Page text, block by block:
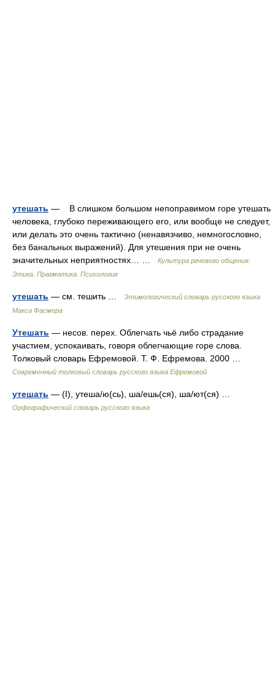
утешать — В слишком большом непоправимом горе утешать
человека, глубоко переживающего его, или вообще не следует,
или делать это очень тактично (ненавязчиво, немногословно,
без банальных выражений). Для утешения при не очень
значительных неприятностях… …
Культура речевого общения:
Этика. Прагматика. Психология
утешать — см. тешить …
Этимологический словарь русского языка
Макса Фасмера
Утешать — несов. перех. Облегчать чьё либо страдание
участием, успокаивать, говоря облегчающие горе слова.
Толковый словарь Ефремовой. Т. Ф. Ефремова. 2000 …
Современный толковый словарь русского языка Ефремовой
утешать — (I), утеша/ю(сь), ша/ешь(ся), ша/ют(ся) …
Орфографический словарь русского языка